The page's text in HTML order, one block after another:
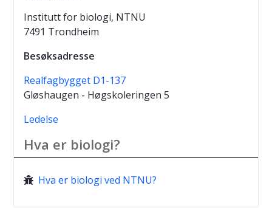
Institutt for biologi, NTNU
7491 Trondheim
Besøksadresse
Realfagbygget D1-137
Gløshaugen - Høgskoleringen 5
Ledelse
Hva er biologi?
Hva er biologi ved NTNU?